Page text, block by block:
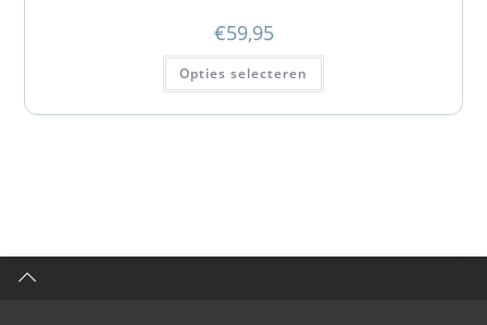
€59,95
Opties selecteren